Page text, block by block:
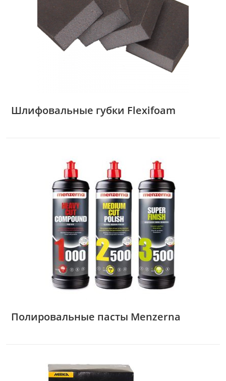
Шлифовальные губки Flexifoam
Полировальные пасты Menzerna